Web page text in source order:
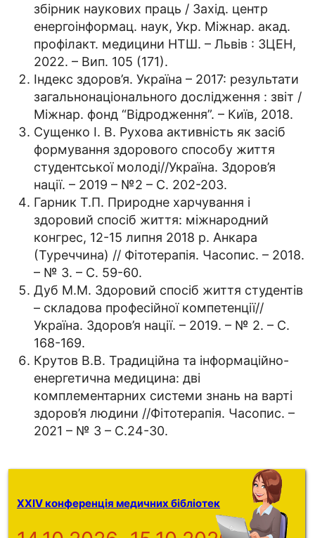
збірник наукових праць / Захід. центр
енергоінформац. наук, Укр. Міжнар. акад.
профілакт. медицини НТШ. – Львів : ЗЦЕН,
2022. – Вип. 105 (171).
Індекс здоров’я. Україна – 2017: результати
загальнонаціонального дослідження : звіт /
Міжнар. фонд “Відродження”. – Київ, 2018.
Сущенко І. В. Рухова активність як засіб
формування здорового способу життя
студентської молоді//Україна. Здоров’я
нації. – 2019 – №2 – С. 202-203.
Гарник Т.П. Природне харчування і
здоровий спосіб життя: міжнародний
конгрес, 12-15 липня 2018 р. Анкара
(Туреччина) // Фітотерапія. Часопис. – 2018.
– № 3. – С. 59-60.
Дуб М.М. Здоровий спосіб життя студентів
– складова професійної компетенції//
Україна. Здоров’я нації. – 2019. – № 2. – С.
168-169.
Крутов В.В. Традиційна та інформаційно-
енергетична медицина: дві
комплементарних системи знань на варті
здоров’я людини //Фітотерапія. Часопис. –
2021 – № 3 – С.24-30.
XXIV конференція медичних бібліотек